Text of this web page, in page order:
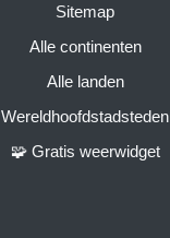
Sitemap
Alle continenten
Alle landen
Wereldhoofdstadsteden
🧩 Gratis weerwidget